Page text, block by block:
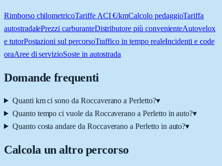
Rimborso chilometricoTariffe ACI €/kmCalcolo pedaggioTariffa
autostradalePrezzi carburanteDistributore più convenienteAutovelox
e tutorPostazioni sul percorsoTraffico in tempo realeIncidenti e code
oraAree di servizioSoste in autostrada
Domande frequenti
Quanti km ci sono da Roccaverano a Perletto?▾
Quanto tempo ci vuole da Roccaverano a Perletto in auto?▾
Quanto costa andare da Roccaverano a Perletto in auto?▾
Calcola un altro percorso